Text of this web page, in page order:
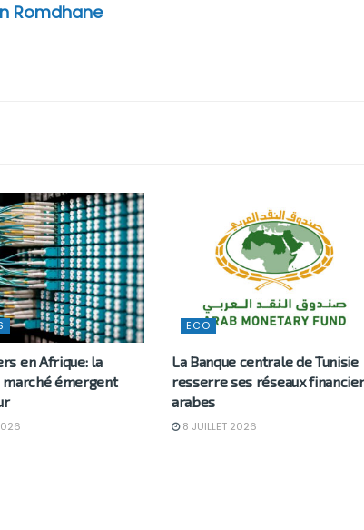
Romdhane
en Afrique: la
marché émergent
ECO
La Banque centrale de Tunisie
resserre ses réseaux
arabes
8 JUILLET 2026